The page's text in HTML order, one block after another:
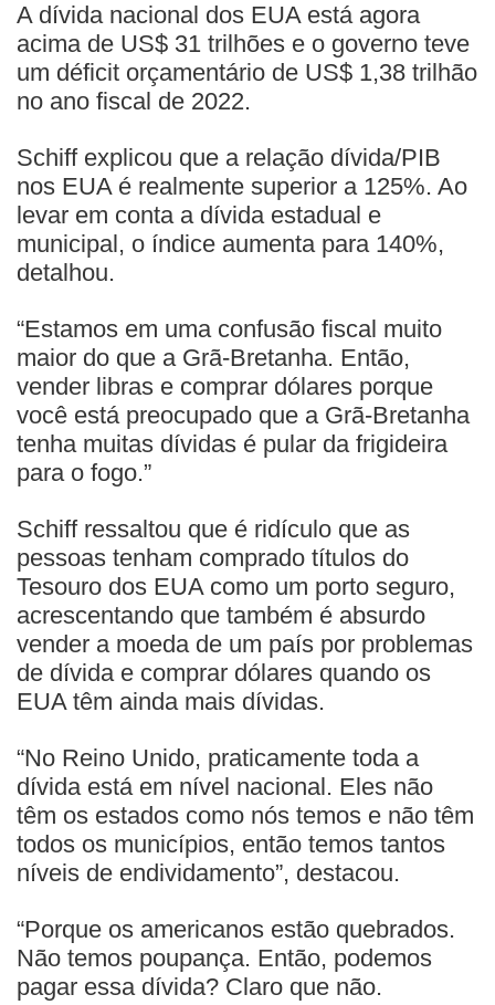
A dívida nacional dos EUA está agora
acima de US$ 31 trilhões e o governo teve
um déficit orçamentário de US$ 1,38 trilhão
no ano fiscal de 2022.
Schiff explicou que a relação dívida/PIB
nos EUA é realmente superior a 125%. Ao
levar em conta a dívida estadual e
municipal, o índice aumenta para 140%,
detalhou.
“Estamos em uma confusão fiscal muito
maior do que a Grã-Bretanha. Então,
vender libras e comprar dólares porque
você está preocupado que a Grã-Bretanha
tenha muitas dívidas é pular da frigideira
para o fogo.”
Schiff ressaltou que é ridículo que as
pessoas tenham comprado títulos do
Tesouro dos EUA como um porto seguro,
acrescentando que também é absurdo
vender a moeda de um país por problemas
de dívida e comprar dólares quando os
EUA têm ainda mais dívidas.
“No Reino Unido, praticamente toda a
dívida está em nível nacional. Eles não
têm os estados como nós temos e não têm
todos os municípios, então temos tantos
níveis de endividamento”, destacou.
“Porque os americanos estão quebrados.
Não temos poupança. Então, podemos
pagar essa dívida? Claro que não.